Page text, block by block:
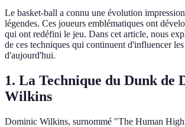
Le basket-ball a connu une évolution
légendes. Ces joueurs emblématiques ont
qui ont redéfini le jeu. Dans cet article, nous
de ces techniques qui continuent d'influencer
d'aujourd'hui.
1. La Technique du Dunk de
Wilkins
Dominic Wilkins, surnommé "The Human